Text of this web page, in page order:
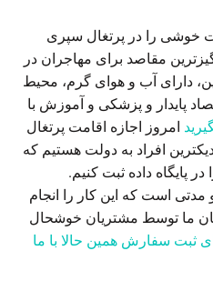
خوشی را در پرتغال سپری
مقاصد برای مهاجران در
دارای آب و هوای گرم، محیط
پایدار و پزشکی و آموزش با
امروز اجازه اقامت پرتغال
افراد به دولت هستیم که
پایگاه داده ثبت کنیم.
است که این کار را انجام
ما توسط مشتریان خوشحال
ثبت سفارش همین حالا با ما